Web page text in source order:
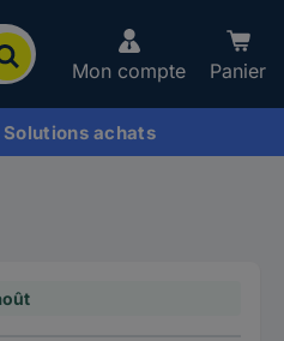
Mon compte Panier
Solutions achats